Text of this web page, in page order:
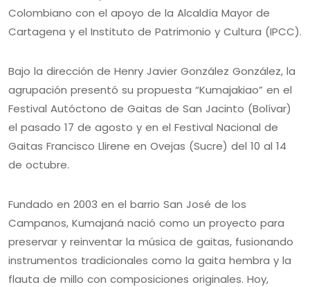
Colombiano con el apoyo de la Alcaldía Mayor de
Cartagena y el Instituto de Patrimonio y Cultura (IPCC).
Bajo la dirección de Henry Javier González González, la
agrupación presentó su propuesta “Kumajakiao” en el
Festival Autóctono de Gaitas de San Jacinto (Bolívar)
el pasado 17 de agosto y en el Festival Nacional de
Gaitas Francisco Llirene en Ovejas (Sucre) del 10 al 14
de octubre.
Fundado en 2003 en el barrio San José de los
Campanos, Kumajaná nació como un proyecto para
preservar y reinventar la música de gaitas, fusionando
instrumentos tradicionales como la gaita hembra y la
flauta de millo con composiciones originales. Hoy,